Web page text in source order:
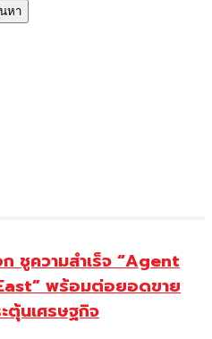
ชูความสำเร็จ “Agent
พร้อมต่อยอดขาย
นเศรษฐกิจ